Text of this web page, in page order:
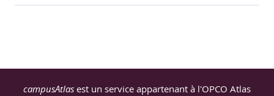
Manipulation de données
campusAtlas est un service appartenant à l'OPCO Atlas